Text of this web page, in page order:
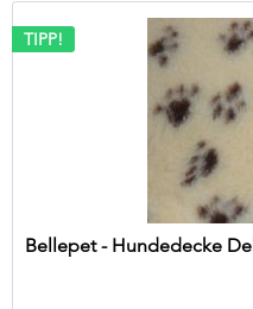
TIPP!
Bellepet - Hundedecke